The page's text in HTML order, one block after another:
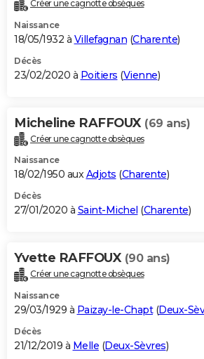
Créer une cagnotte obsèques
Naissance
18/05/1932 à Villefagnan (Charente)
Décès
23/02/2020 à Poitiers (Vienne)
Micheline RAFFOUX (69 ans)
Créer une cagnotte obsèques
Naissance
18/02/1950 auxAdjots (Charente)
Décès
27/01/2020 à Saint-Michel (Charente)
Yvette RAFFOUX (90 ans)
Créer une cagnotte obsèques
Naissance
29/03/1929 à Paizay-le-Chapt(Deux-
Décès
21/12/2019 à Melle (Deux-Sèvres)